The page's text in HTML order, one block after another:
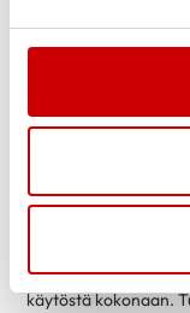
applikaationsa eli
Esimerkiksi
paperinen
tilanteissa pankilta
lukemassa.
tunnuslukulaite.
käytöstä kokonaan.